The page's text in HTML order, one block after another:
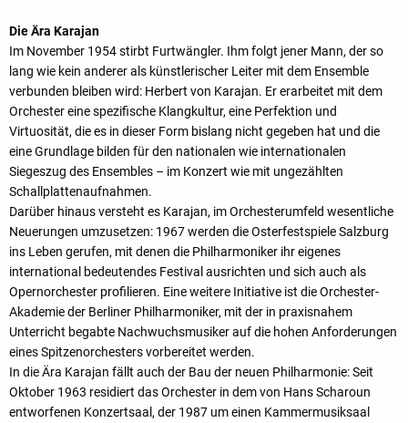
Die Ära Karajan
Im November 1954 stirbt Furtwängler. Ihm folgt jener Mann, der so
lang wie kein anderer als künstlerischer Leiter mit dem Ensemble
verbunden bleiben wird: Herbert von Karajan. Er erarbeitet mit dem
Orchester eine spezifische Klangkultur, eine Perfektion und
Virtuosität, die es in dieser Form bislang nicht gegeben hat und die
eine Grundlage bilden für den nationalen wie internationalen
Siegeszug des Ensembles – im Konzert wie mit ungezählten
Schallplattenaufnahmen.
Darüber hinaus versteht es Karajan, im Orchesterumfeld wesentliche
Neuerungen umzusetzen: 1967 werden die Osterfestspiele Salzburg
ins Leben gerufen, mit denen die Philharmoniker ihr eigenes
international bedeutendes Festival ausrichten und sich auch als
Opernorchester profilieren. Eine weitere Initiative ist die Orchester-
Akademie der Berliner Philharmoniker, mit der in praxisnahem
Unterricht begabte Nachwuchsmusiker auf die hohen Anforderungen
eines Spitzenorchesters vorbereitet werden.
In die Ära Karajan fällt auch der Bau der neuen Philharmonie: Seit
Oktober 1963 residiert das Orchester in dem von Hans Scharoun
entworfenen Konzertsaal, der 1987 um einen Kammermusiksaal